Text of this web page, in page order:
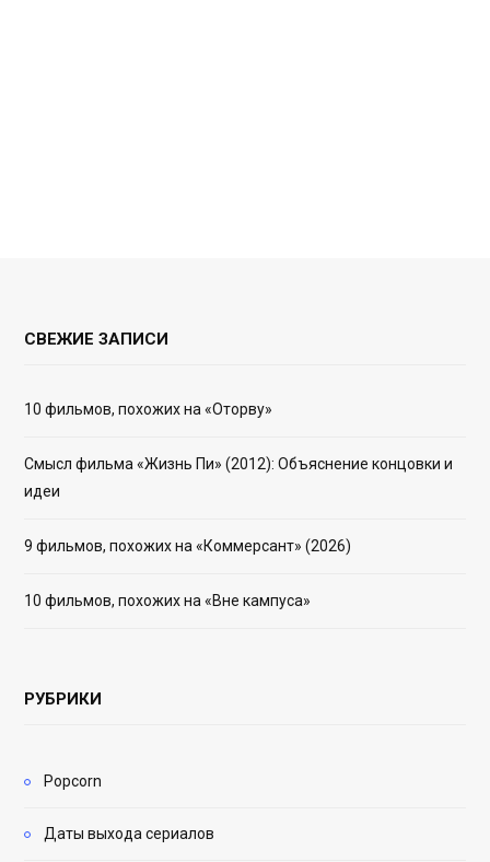
СВЕЖИЕ ЗАПИСИ
10 фильмов, похожих на «Оторву»
Смысл фильма «Жизнь Пи» (2012): Объяснение концовки и
идеи
9 фильмов, похожих на «Коммерсант» (2026)
10 фильмов, похожих на «Вне кампуса»
РУБРИКИ
Popcorn
Даты выхода сериалов